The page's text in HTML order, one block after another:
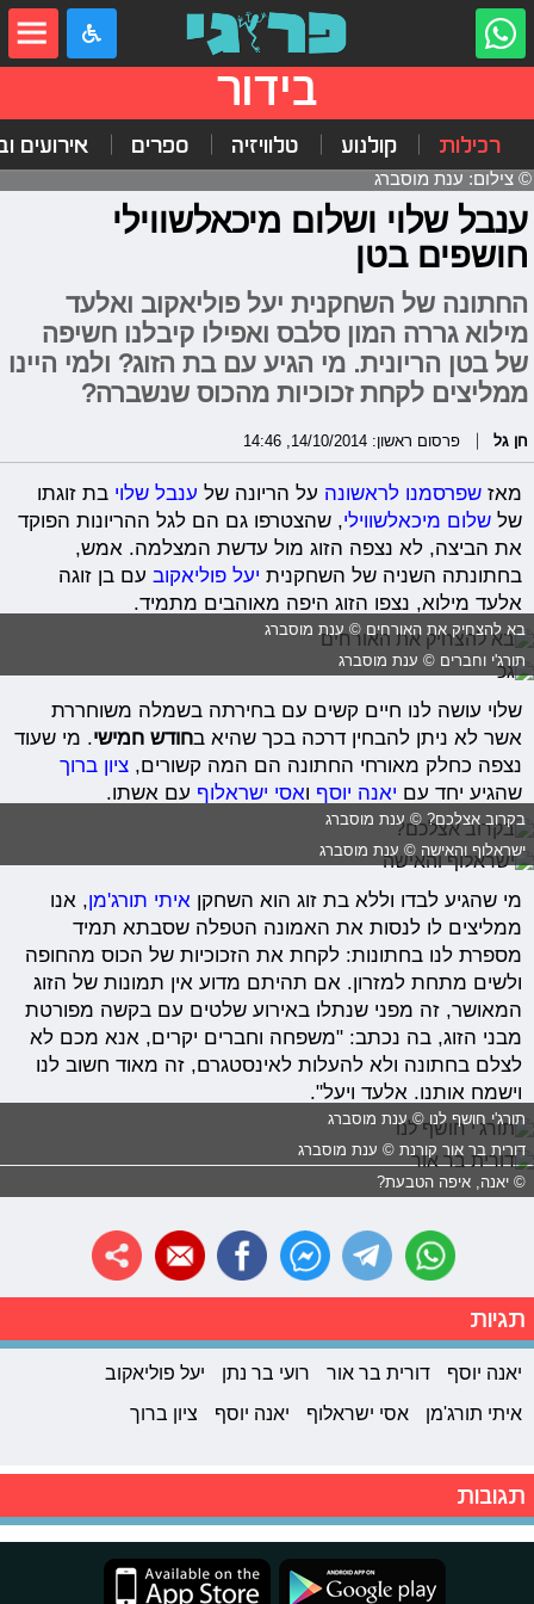
בידור
רכילות קולנוע טלוויזיה ספרים אירועים
© צילום: ענת מוסברג
ענבל שלוי ושלום מיכאלשווילי
חושפים בטן
החתונה של השחקנית יעל פוליאקוב ואלעד
מילוא גררה המון סלבס ואפילו קיבלנו חשיפה
של בטן הריונית. מי הגיע עם בת הזוג? ולמי היינו
ממליצים לקחת זכוכיות מהכוס שנשברה?
חן גל פרסום ראשון: 14/10/2014, 14:46
מאזשפרסמנו לראשונה על הריונה של ענבל שלוי בת זוגתו
שלשלום מיכאלשווילי, שהצטרפו גם הם לגל ההריונות הפוקד
את הביצה, לא נצפה הזוג מול עדשת המצלמה. אמש,
בחתונתה השניה של השחקנית יעל פוליאקוב עם בן זוגה
אלעד מילוא, נצפו הזוג היפה מאוהבים מתמיד.
בא להצחיק את האורחים © ענת מוסברג
תורג'י וחברים © ענת מוסברג
שלוי עושה לנו חיים קשים עם בחירתה בשמלה משוחררת
אשר לא ניתן להבחין דרכה בכך שהיא בחודש חמישי. מי שעוד
נצפה כחלק מאורחי החתונה הם המה קשורים,ציון ברוך
שהגיע יחד עם יאנה יוסף ואסי ישראלוף עם אשתו.
בקרוב אצלכם? © ענת מוסברג
ישראלוף והאישה © ענת מוסברג
מי שהגיע לבדו וללא בת זוג הוא השחקן איתי תורג'מן, אנו
ממליצים לו לנסות את האמונה הטפלה שסבתא תמיד
מספרת לנו בחתונות: לקחת את הזכוכיות של הכוס מהחופה
ולשים מתחת למזרון. אם תהיתם מדוע אין תמונות של הזוג
המאושר, זה מפני שנתלו באירוע שלטים עם בקשה מפורטת
מבני הזוג, בה נכתב: "משפחה וחברים יקרים, אנא מכם לא
לצלם בחתונה ולא להעלות לאינסטגרם, זה מאוד חשוב לנו
וישמח אותנו. אלעד ויעל".
תורג'י חושף לנו © ענת מוסברג
דורית בר אור קורנת © ענת מוסברג
© יאנה, איפה הטבעת?
תגיות
יאנה יוסף דורית בר אור רועי בר נתן
יעל פוליאקוב
איתי תורג'מן
אסי ישראלוף יאנה יוסף ציון ברוך
תגובות